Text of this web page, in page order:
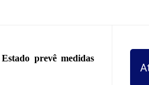
prevê medidas